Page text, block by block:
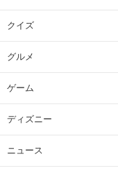
クイズ
グルメ
ゲーム
ディズニー
ニュース